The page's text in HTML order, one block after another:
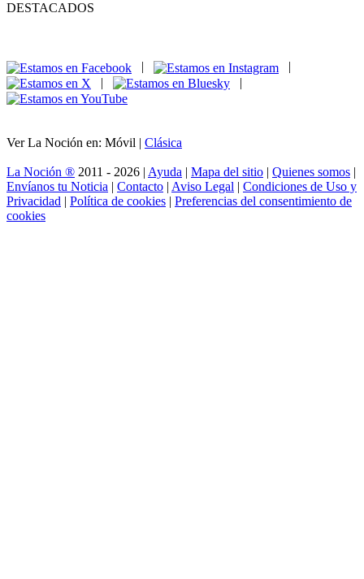
DESTACADOS
|
|
Ver La Noción en: Móvil | Clásica
La Noción ® 2011 - 2026 | Ayuda | Mapa del sitio | Quienes somos |
Envíanos tu Noticia | Contacto | Aviso Legal | Condiciones de Uso y
Privacidad | Política de cookies | Preferencias del consentimiento de
cookies